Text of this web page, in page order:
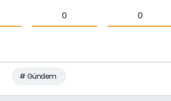
0 0
# Gündem